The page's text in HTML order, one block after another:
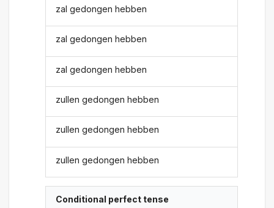
zal gedongen hebben
zal gedongen hebben
zal gedongen hebben
zullen gedongen hebben
zullen gedongen hebben
zullen gedongen hebben
Conditional perfect tense